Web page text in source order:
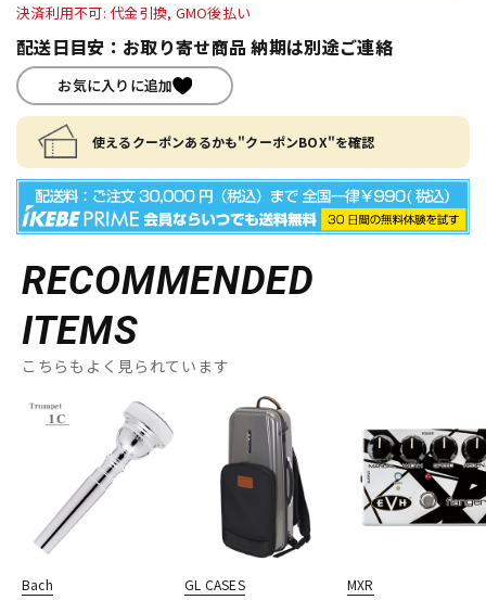
決済利用不可: 代金引換, GMO後払い
配送日目安：お取り寄せ商品 納期は別途ご連絡
お気に入りに追加
使えるクーポンあるかも"クーポンBOX"を確認
RECOMMENDED
ITEMS
こちらもよく見られています
Bach
GL CASES
MXR